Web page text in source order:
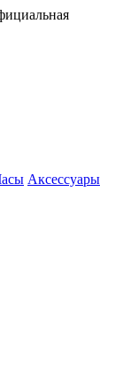
Аксессуары